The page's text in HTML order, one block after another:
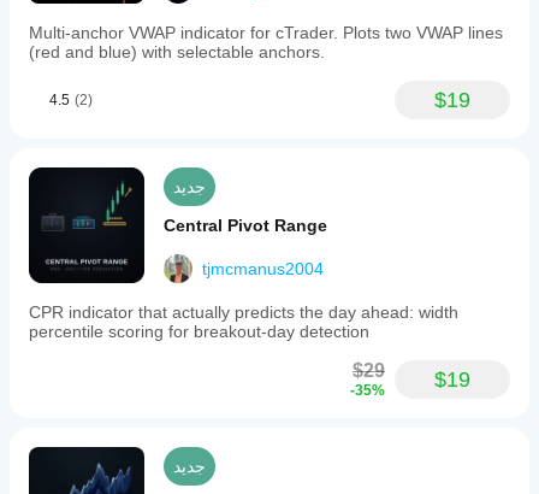
إخلاء المسؤولية
الفني فقط — يرجى دائمًا تطبيق إدارة المخاطر المناسبة
التعليقات والتحسينات
إذا كانت لديك اقتراحات، طلبات ميزات، أو أفكار لتحسين،
تحسين المؤشر للجميع.
Multi-anchor VWAP indicator for cTrader. Plots two VWAP lines
(red and blue) with selectable anchors.
4.5 (2) $19
جديد
Central Pivot Range
tjmcmanus2004
CPR indicator that actually predicts the day ahead: width
percentile scoring for breakout-day detection
$29
-35% $19
جديد